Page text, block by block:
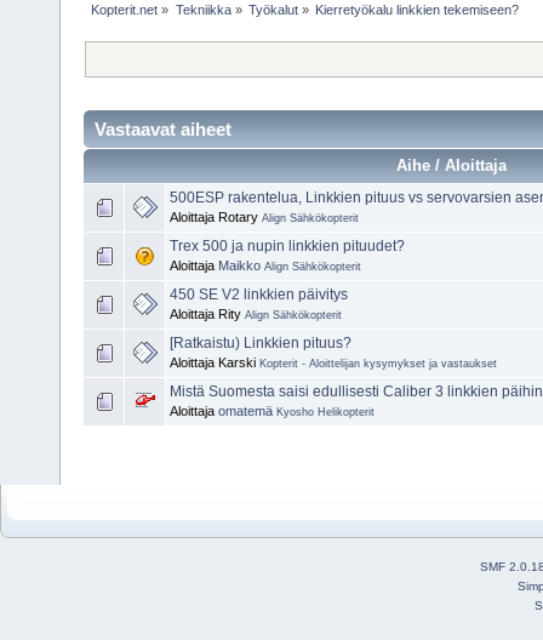
Kopterit.net » Tekniikka» Työkalut» Kierretyökalu linkkien tekemiseen?
Vastaavat aiheet
Aihe / Aloittaja
500ESP rakentelua, Linkkien pituus vs servovarsien
Aloittaja Rotary Align Sähkökopterit
Trex 500 ja nupin linkkien pituudet?
Aloittaja Maikko Align Sähkökopterit
450 SE V2 linkkien päivitys
Aloittaja Rity Align Sähkökopterit
[Ratkaistu) Linkkien pituus?
Aloittaja Karski Kopterit - Aloittelijan kysymykset ja vastaukset
Mistä Suomesta saisi edullisesti Caliber 3 linkkien
Aloittaja omatemä Kyosho Helikopterit
SMF